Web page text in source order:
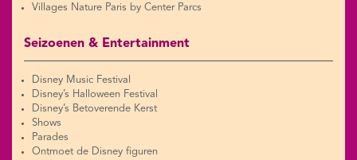
Villages Nature Paris by Center Parcs
Seizoenen & Entertainment
Disney Music Festival
Disney’s Halloween Festival
Disney’s Betoverende Kerst
Shows
Parades
Ontmoet de Disney figuren